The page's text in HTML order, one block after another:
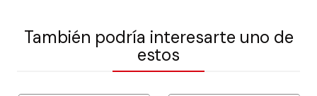
También podría interesarte uno de
estos